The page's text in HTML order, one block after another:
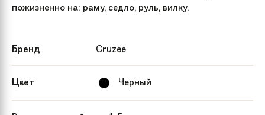
пожизненно на: раму, седло, руль, вилку.
Бренд Cruzee
Цвет Черный